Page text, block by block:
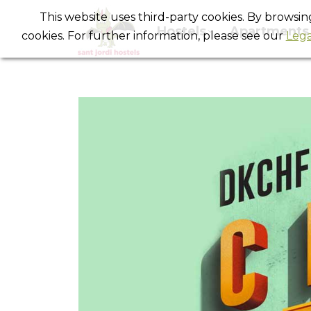
Hostels Apartments
This website uses third-party cookies. By
cookies. For further information, please see our